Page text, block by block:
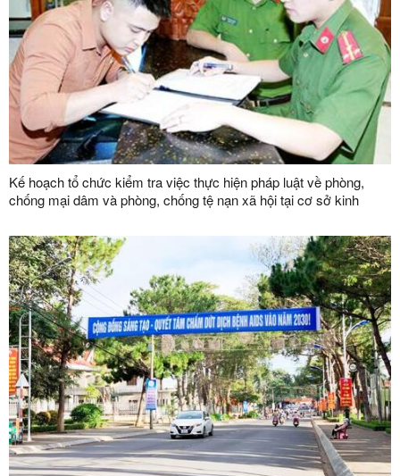
Kế hoạch tổ chức kiểm tra việc thực hiện pháp luật về phòng,
chống mại dâm và phòng, chống tệ nạn xã hội tại cơ sở kinh